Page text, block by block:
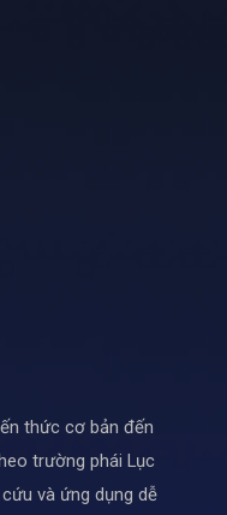
thức cơ bản đến
trường phái Lục
và ứng dụng dễ